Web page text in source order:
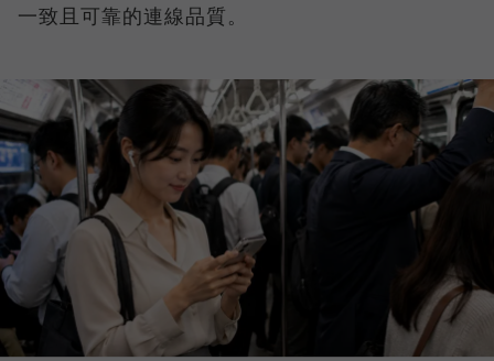
一致且可靠的連線品質。